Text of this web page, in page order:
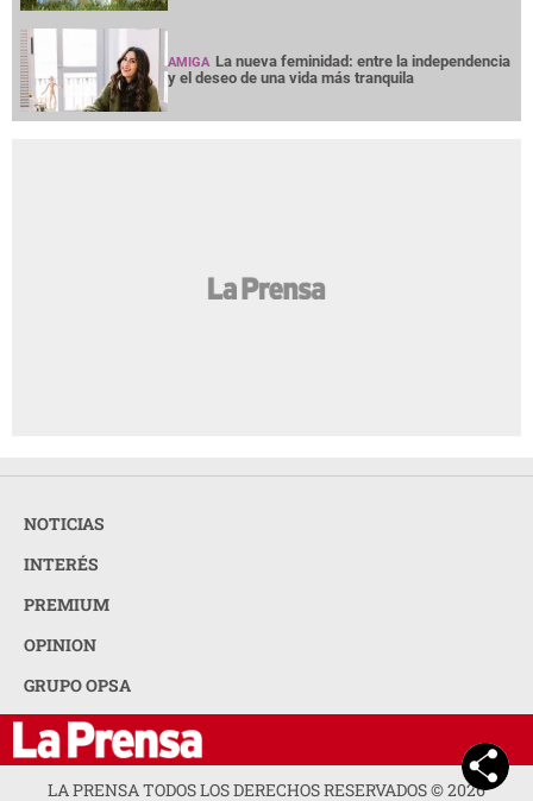
AMIGA La nueva feminidad: entre la independencia
y el deseo de una vida más tranquila
NOTICIAS
INTERÉS
PREMIUM
OPINION
GRUPO OPSA
LA PRENSA TODOS LOS DERECHOS RESERVADOS ©2026